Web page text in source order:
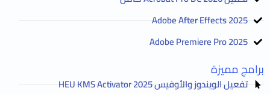
Adobe After Effects 2025
Adobe Premiere Pro 2025
برامج مميزة
تفعيل الويندوز والأوفيس HEU KMS Activator 2025